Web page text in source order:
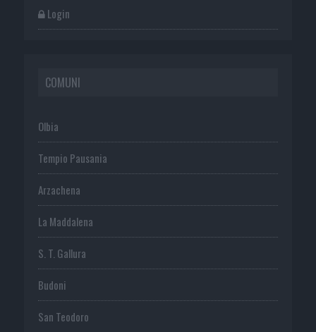
Login
COMUNI
Olbia
Tempio Pausania
Arzachena
La Maddalena
S. T. Gallura
Budoni
San Teodoro